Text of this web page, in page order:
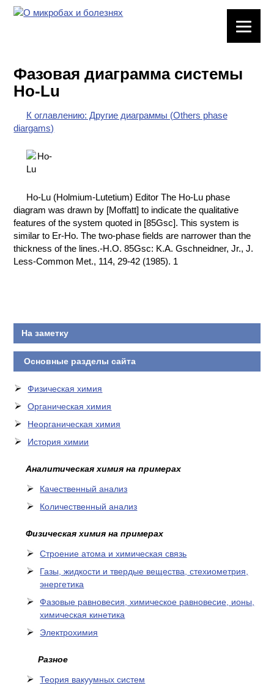
ХИМИЧЕСКАЯ
ПОСУДА
ВРЕДНЫЕ
ФАКТОРЫ
ХИМИЯ НА
ПРОИЗВОДСТВЕ
И ХИМИЧЕСКАЯ
ТЕХНОЛОГИЯ
Фазовая диаграмма системы
Ho-Lu
К оглавлению: Другие диаграммы (Others phase
diargams)
Ho-Lu (Holmium-Lutetium) Editor The Ho-Lu phase
diagram was drawn by [Moffatt] to indicate the qualitative
features of the system quoted in [85Gsc]. This system is
similar to Er-Ho. The two-phase fields are narrower than the
thickness of the lines.-H.O. 85Gsc: K.A. Gschneidner, Jr., J.
Less-Common Met., 114, 29-42 (1985). 1
На заметку
Основные разделы сайта
Физическая химия
Органическая химия
Неорганическая химия
История химии
Аналитическая химия на примерах
Качественный анализ
Количественный анализ
Физическая химия на примерах
Cтроение атома и химическая связь
Газы, жидкости и твердые вещества, стехиометрия,
энергетика
Фазовые равновесия, химическое равновесие, ионы,
химическая кинетика
Электрохимия
Разное
Теория вакуумных систем